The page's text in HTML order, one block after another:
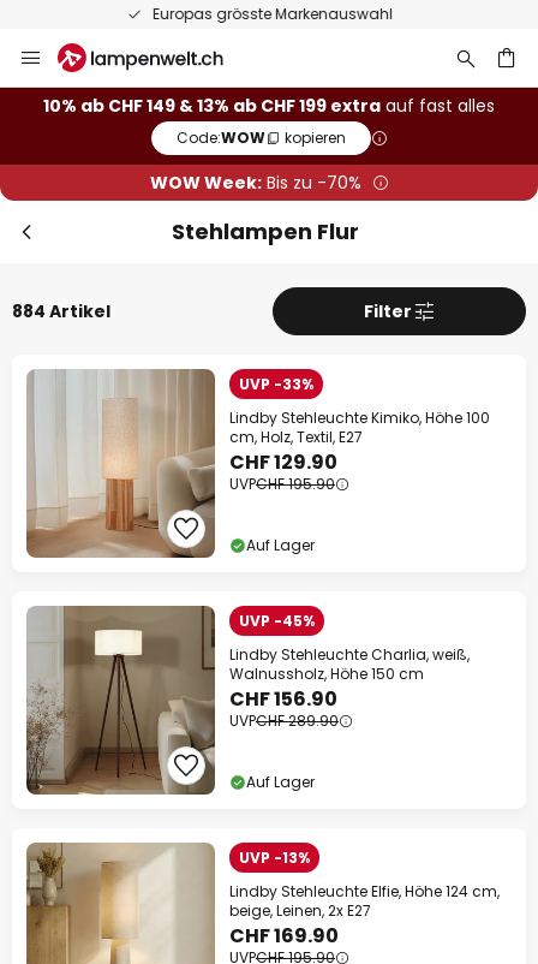
50 Tage kostenlose Retoure
Inhalt
springen
10% ab CHF 149 & 13% ab CHF 199 extra auf fast alles
Code:WOW kopieren
WOW Week:Bis zu -70%
Stehlampen Flur
884 Artikel Filter
UVP -33%
Lindby Stehleuchte Kimiko, Höhe 100
cm, Holz, Textil, E27
CHF 129.90
UVPCHF 195.90
Auf Lager
UVP -45%
Lindby Stehleuchte Charlia, weiß,
Walnussholz, Höhe 150 cm
CHF 156.90
UVPCHF 289.90
Auf Lager
UVP -13%
Lindby Stehleuchte Elfie, Höhe 124 cm,
beige, Leinen, 2x E27
CHF 169.90
UVPCHF 195.90
Extra Rabatt
10% Rabattab CHF 149
13% Rabattab CHF 199
WOW
Jetzt einlösen
*Ausgenommene Hersteller